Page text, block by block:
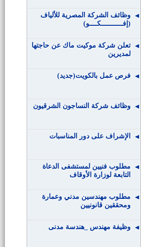
وظائف الشركة المصرية للألياف
(إفـــــــــــكــــو)
تعلن شركة موكيت ماك عن حاجتها
لمديرين
فرص عمل بالكويت(جديد)
وظائف شركة النساجون الشرقيون
الإشراف على دور المناسبات
مطلوب فنيين لمستشفى الدعاة
التابعة لوزارة الأوقاف
مطلوب مهندسين مدني وعمارة
ومحققين قانونيين
وظيفة مهندس _هندسة مدنى